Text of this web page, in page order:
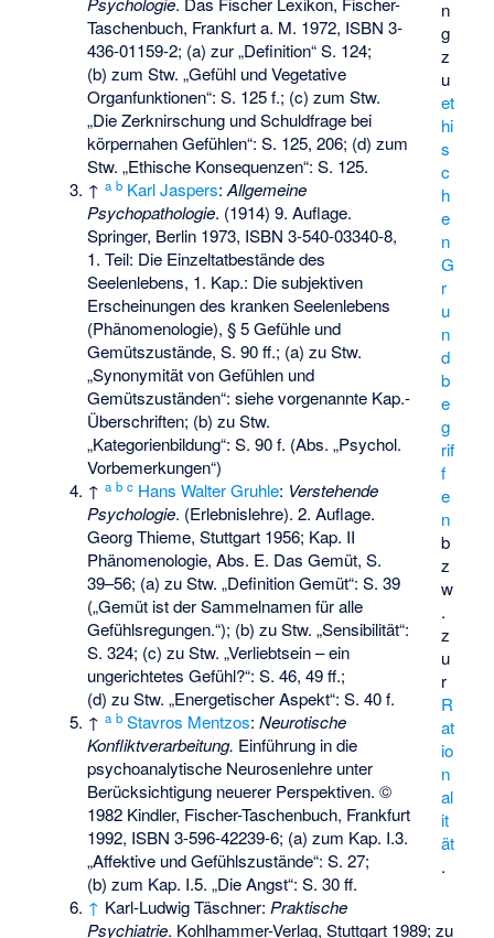
n
g
z
u
et
hi
s
c
h
e
n
G
r
u
n
d
b
e
g
rif
f
e
n
b
z
w
.
z
u
r
R
at
io
n
al
it
ät
.
Taschenbuch, Frankfurt a. M. 1972, ISBN 3-
436-01159-2; (a) zur „Definition“ S. 124;
(b) zum Stw. „Gefühl und Vegetative
Organfunktionen“: S. 125 f.; (c) zum Stw.
„Die Zerknirschung und Schuldfrage bei
körpernahen Gefühlen“: S. 125, 206; (d) zum
Stw. „Ethische Konsequenzen“: S. 125.
↑a b Karl Jaspers:Allgemeine
Psychopathologie. (1914) 9. Auflage.
Springer, Berlin 1973, ISBN 3-540-03340-8,
1. Teil: Die Einzeltatbestände des
Seelenlebens, 1. Kap.: Die subjektiven
Erscheinungen des kranken Seelenlebens
(Phänomenologie), § 5 Gefühle und
Gemütszustände, S. 90 ff.; (a) zu Stw.
„Synonymität von Gefühlen und
Gemütszuständen“: siehe vorgenannte Kap.-
Überschriften; (b) zu Stw.
„Kategorienbildung“: S. 90 f. (Abs. „Psychol.
Vorbemerkungen“)
↑a b c Hans Walter Gruhle: Verstehende
Psychologie. (Erlebnislehre). 2. Auflage.
Georg Thieme, Stuttgart 1956; Kap. II
Phänomenologie, Abs. E. Das Gemüt, S.
39–56; (a) zu Stw. „Definition Gemüt“: S. 39
(„Gemüt ist der Sammelnamen für alle
Gefühlsregungen.“); (b) zu Stw. „Sensibilität“:
S. 324; (c) zu Stw. „Verliebtsein – ein
ungerichtetes Gefühl?“: S. 46, 49 ff.;
(d) zu Stw. „Energetischer Aspekt“: S. 40 f.
↑a b Stavros Mentzos:Neurotische
Konfliktverarbeitung. Einführung in die
psychoanalytische Neurosenlehre unter
Berücksichtigung neuerer Perspektiven. ©
1982 Kindler, Fischer-Taschenbuch, Frankfurt
1992, ISBN 3-596-42239-6; (a) zum Kap. I.3.
„Affektive und Gefühlszustände“: S. 27;
(b) zum Kap. I.5. „Die Angst“: S. 30 ff.
↑ Karl-Ludwig Täschner:Praktische
Psychiatrie. Kohlhammer-Verlag, Stuttgart 1989; zu